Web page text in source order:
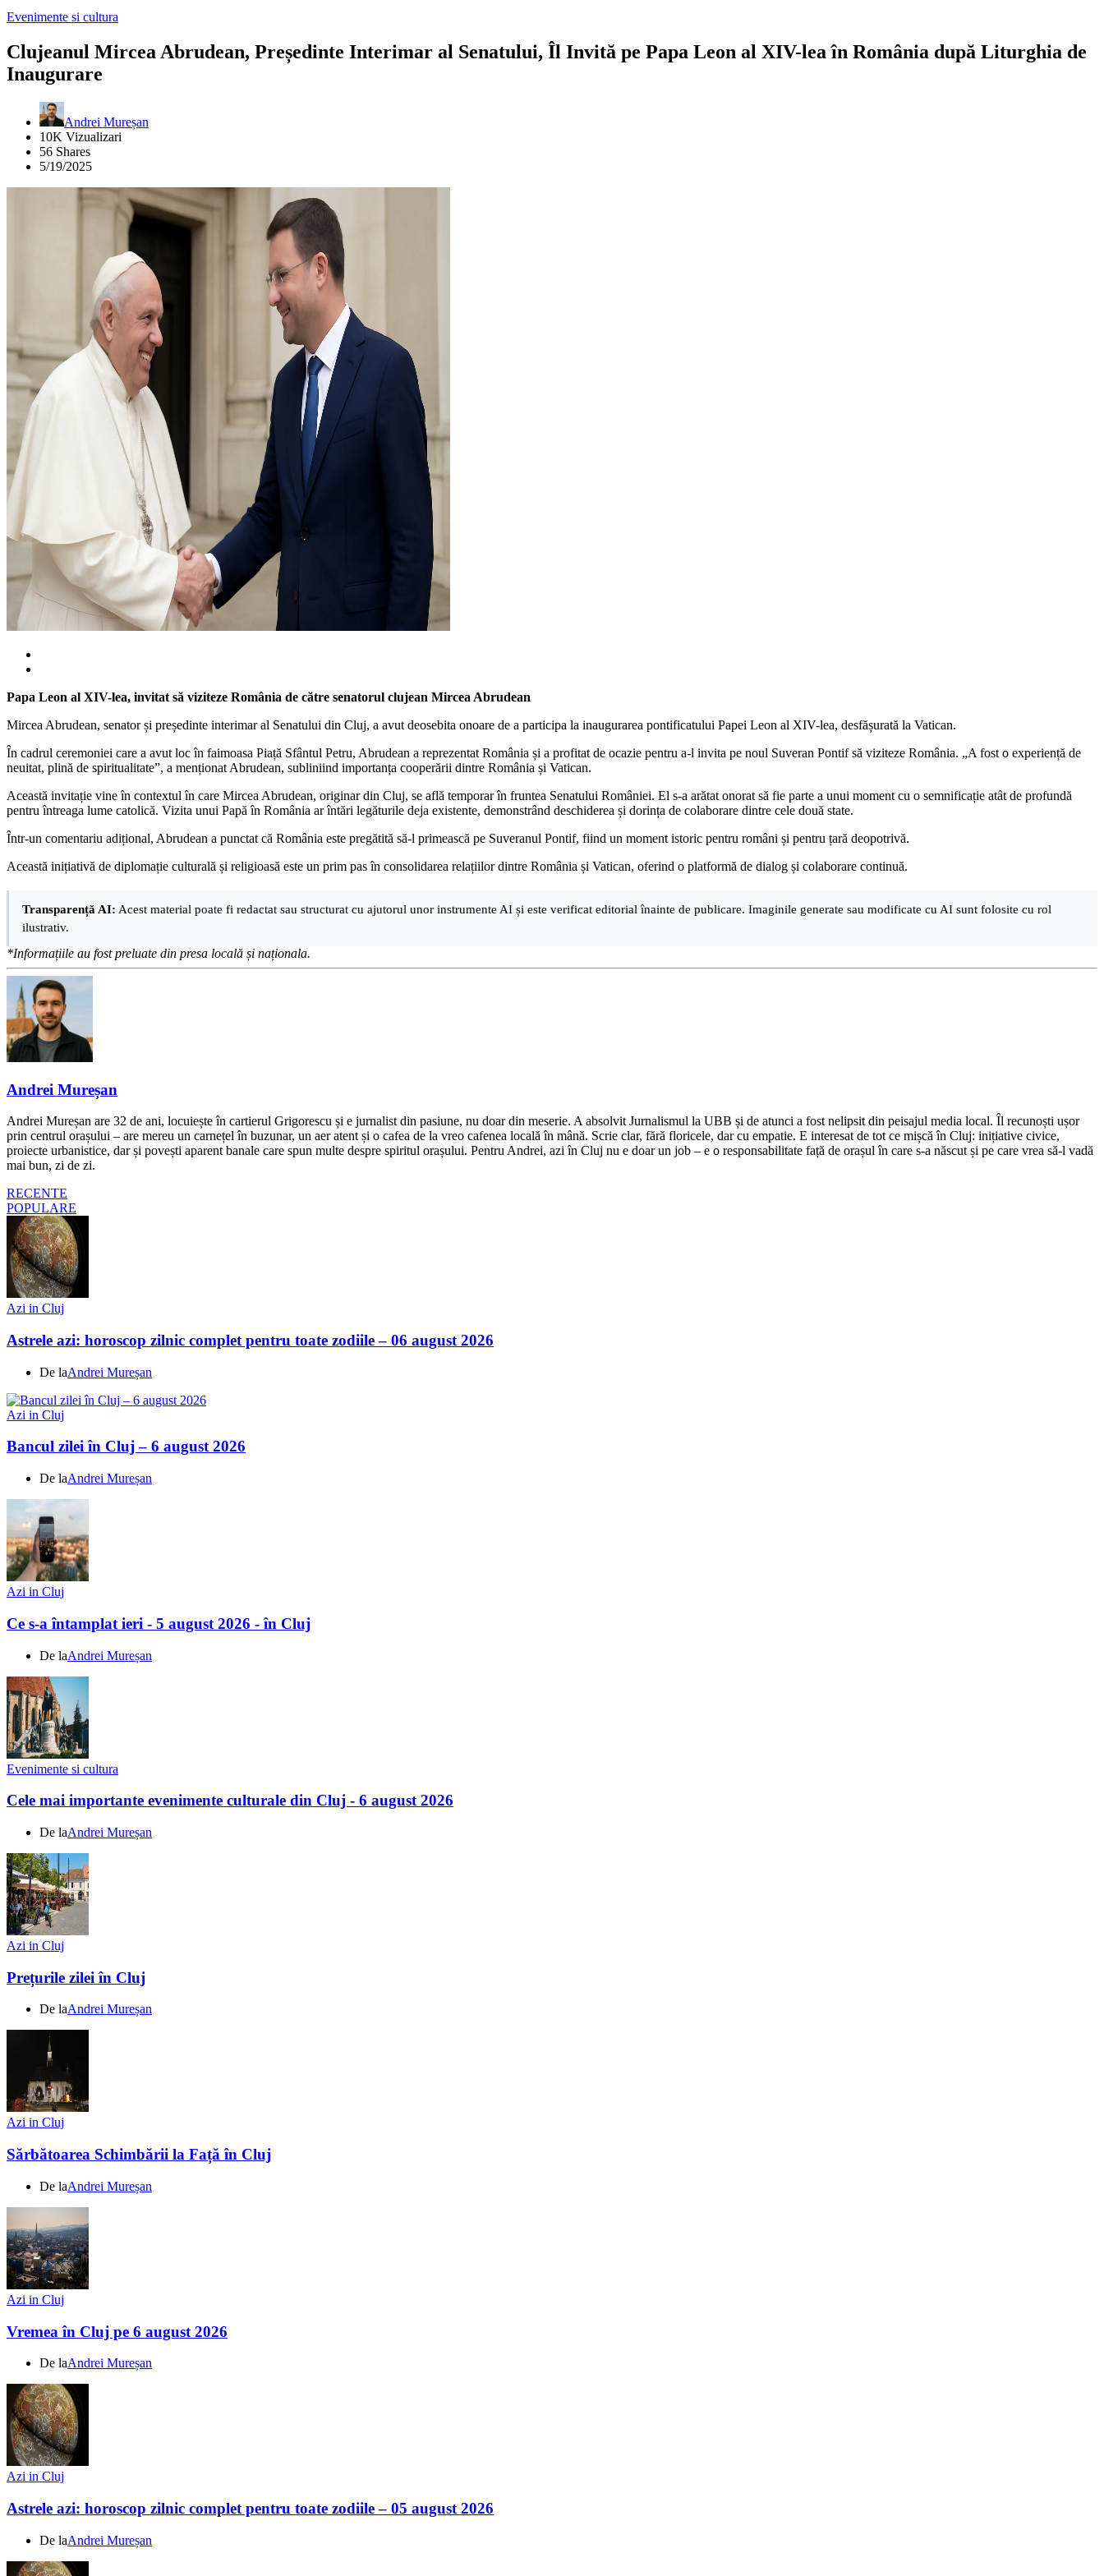
Evenimente si cultura
Clujeanul Mircea Abrudean, Președinte Interimar al Senatului, Îl Invită pe Papa Leon al XIV-lea în România după Liturghia de
Inaugurare
Andrei Mureșan
10K Vizualizari
56 Shares
5/19/2025
Papa Leon al XIV-lea, invitat să viziteze România de către senatorul clujean Mircea Abrudean
Mircea Abrudean, senator și președinte interimar al Senatului din Cluj, a avut deosebita onoare de a participa la inaugurarea pontificatului Papei Leon al XIV-lea, desfășurată la Vatican.
În cadrul ceremoniei care a avut loc în faimoasa Piață Sfântul Petru, Abrudean a reprezentat România și a profitat de ocazie pentru a-l invita pe noul Suveran Pontif să viziteze România. „A fost o experiență de
neuitat, plină de spiritualitate”, a menționat Abrudean, subliniind importanța cooperării dintre România și Vatican.
Această invitație vine în contextul în care Mircea Abrudean, originar din Cluj, se află temporar în fruntea Senatului României. El s-a arătat onorat să fie parte a unui moment cu o semnificație atât de profundă
pentru întreaga lume catolică. Vizita unui Papă în România ar întări legăturile deja existente, demonstrând deschiderea și dorința de colaborare dintre cele două state.
Într-un comentariu adițional, Abrudean a punctat că România este pregătită să-l primească pe Suveranul Pontif, fiind un moment istoric pentru români și pentru țară deopotrivă.
Această inițiativă de diplomație culturală și religioasă este un prim pas în consolidarea relațiilor dintre România și Vatican, oferind o platformă de dialog și colaborare continuă.
Transparență AI: Acest material poate fi redactat sau structurat cu ajutorul unor instrumente AI și este verificat editorial înainte de publicare. Imaginile generate sau modificate cu AI sunt folosite cu rol
ilustrativ.
*Informațiile au fost preluate din presa locală și naționala.
Andrei Mureșan
Andrei Mureșan are 32 de ani, locuiește în cartierul Grigorescu și e jurnalist din pasiune, nu doar din meserie. A absolvit Jurnalismul la UBB și de atunci a fost nelipsit din peisajul media local. Îl recunoști ușor
prin centrul orașului – are mereu un carnețel în buzunar, un aer atent și o cafea de la vreo cafenea locală în mână. Scrie clar, fără floricele, dar cu empatie. E interesat de tot ce mișcă în Cluj: inițiative civice,
proiecte urbanistice, dar și povești aparent banale care spun multe despre spiritul orașului. Pentru Andrei, azi în Cluj nu e doar un job – e o responsabilitate față de orașul în care s-a născut și pe care vrea să-l vadă
mai bun, zi de zi.
RECENTE
POPULARE
Azi in Cluj
Astrele azi: horoscop zilnic complet pentru toate zodiile – 06 august 2026
De laAndrei Mureșan
Azi in Cluj
Bancul zilei în Cluj – 6 august 2026
De laAndrei Mureșan
Azi in Cluj
Ce s-a întamplat ieri - 5 august 2026 - în Cluj
De laAndrei Mureșan
Evenimente si cultura
Cele mai importante evenimente culturale din Cluj - 6 august 2026
De laAndrei Mureșan
Azi in Cluj
Prețurile zilei în Cluj
De laAndrei Mureșan
Azi in Cluj
Sărbătoarea Schimbării la Față în Cluj
De laAndrei Mureșan
Azi in Cluj
Vremea în Cluj pe 6 august 2026
De laAndrei Mureșan
Azi in Cluj
Astrele azi: horoscop zilnic complet pentru toate zodiile – 05 august 2026
De laAndrei Mureșan